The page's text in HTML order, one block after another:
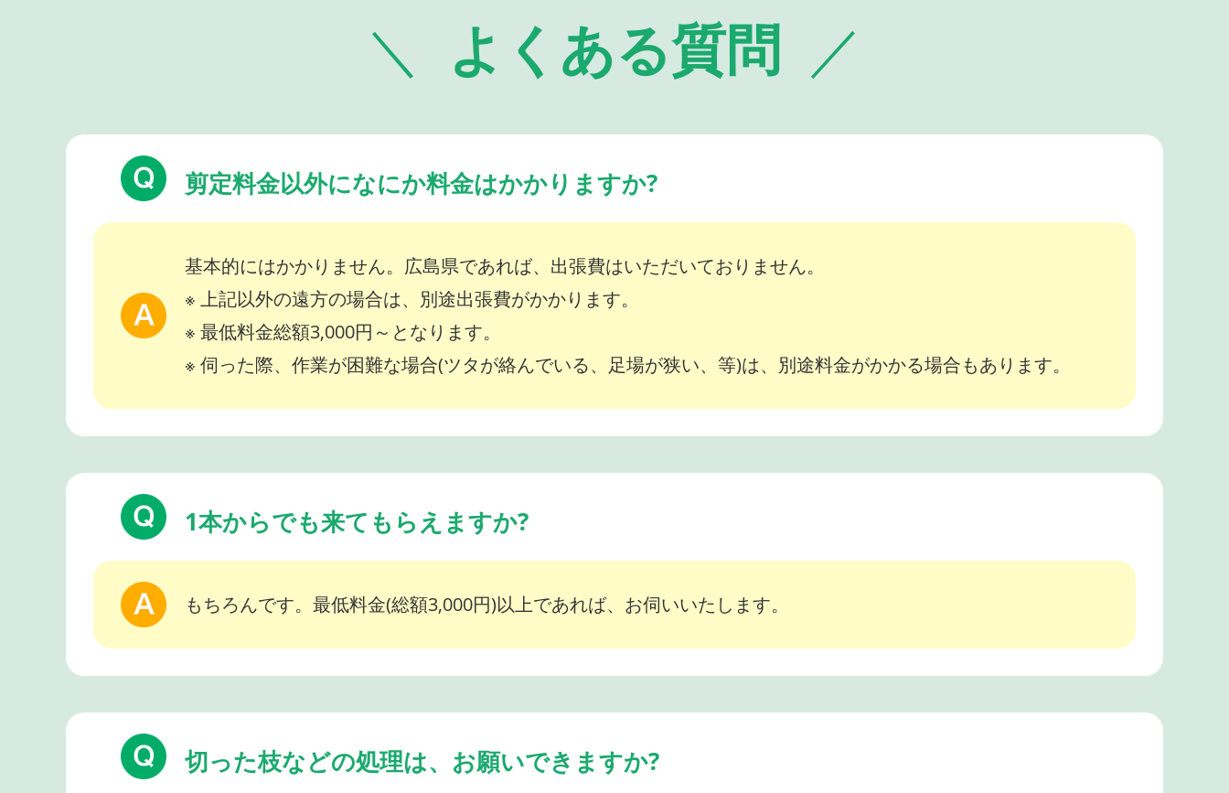
よくある質問
剪定料金以外になにか料金はかかりますか?
基本的にはかかりません。広島県であれば、出張費はいただいておりません。
※ 上記以外の遠方の場合は、別途出張費がかかります。
※ 最低料金総額3,000円～となります。
※ 伺った際、作業が困難な場合(ツタが絡んでいる、足場が狭い、等)は、別途料金がかかる場合もあります。
1本からでも来てもらえますか?
もちろんです。最低料金(総額3,000円)以上であれば、お伺いいたします。
切った枝などの処理は、お願いできますか?